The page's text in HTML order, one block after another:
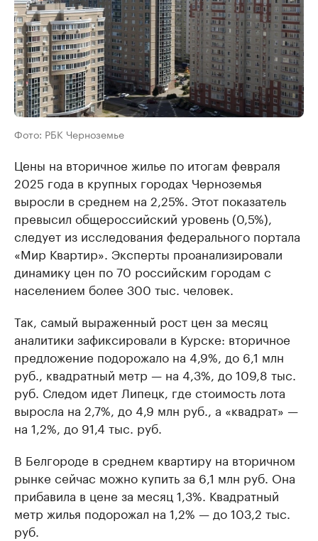
Фото: РБК Черноземье
Цены на вторичное жилье по итогам февраля
2025 года в крупных городах Черноземья
выросли в среднем на 2,25%. Этот показатель
превысил общероссийский уровень (0,5%),
следует из исследования федерального портала
«Мир Квартир». Эксперты проанализировали
динамику цен по 70 российским городам с
населением более 300 тыс. человек.
Так, самый выраженный рост цен за месяц
аналитики зафиксировали в Курске: вторичное
предложение подорожало на 4,9%, до 6,1 млн
руб., квадратный метр — на 4,3%, до 109,8 тыс.
руб. Следом идет Липецк, где стоимость лота
выросла на 2,7%, до 4,9 млн руб., а «квадрат» —
на 1,2%, до 91,4 тыс. руб.
В Белгороде в среднем квартиру на вторичном
рынке сейчас можно купить за 6,1 млн руб. Она
прибавила в цене за месяц 1,3%. Квадратный
метр жилья подорожал на 1,2% — до 103,2 тыс.
руб.